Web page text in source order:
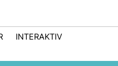
INTERAKTIV